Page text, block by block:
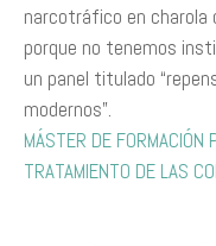
narcotráfico en charola
porque no tenemos
un panel titulado
modernos”.
MÁSTER DE FORMACIÓN
TRATAMIENTO DE LAS